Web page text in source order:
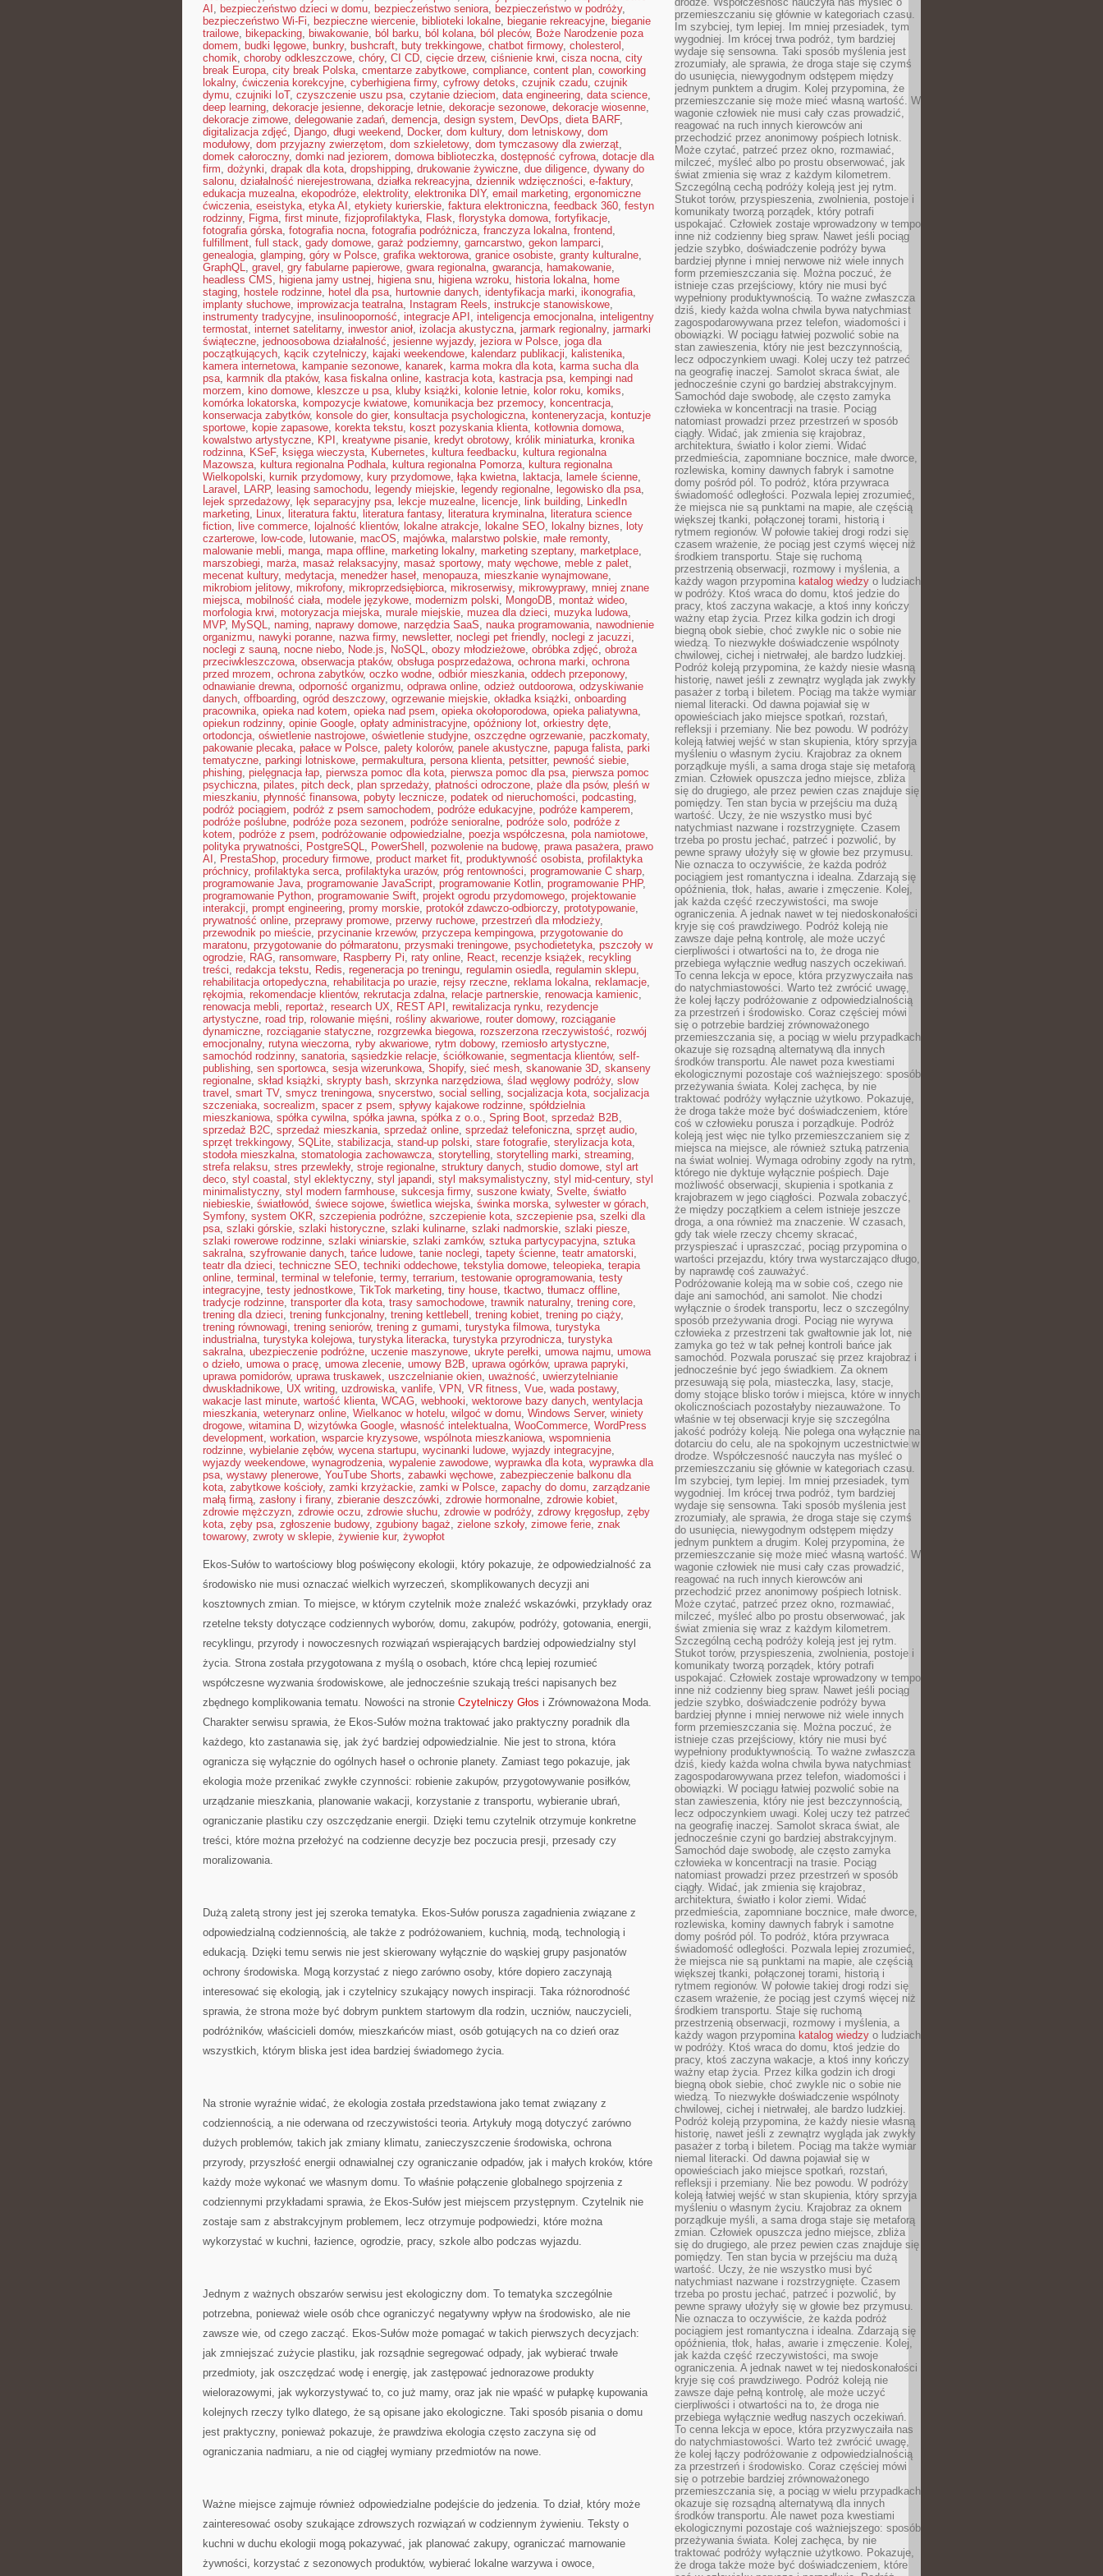
AI , bezpieczeństwo dzieci w domu, bezpieczeństwo seniora, bezpieczeństwo w podróży,
bezpieczeństwo Wi-Fi, bezpieczne wiercenie, biblioteki lokalne, bieganie rekreacyjne, bieganie
trailowe, bikepacking, biwakowanie, ból barku, ból kolana, ból pleców, Boże Narodzenie poza
domem, budki lęgowe, bunkry, bushcraft, buty trekkingowe, chatbot firmowy, cholesterol ,
chomik, choroby odkleszczowe, chóry, CI CD, cięcie drzew, ciśnienie krwi, cisza nocna, city
break Europa, city break Polska, cmentarze zabytkowe, compliance, content plan, coworking
lokalny, ćwiczenia korekcyjne, cyberhigiena firmy, cyfrowy detoks, czujnik czadu, czujnik
dymu, czujniki IoT, czyszczenie uszu psa, czytanie dzieciom, data engineering, data science,
deep learning, dekoracje jesienne, dekoracje letnie, dekoracje sezonowe, dekoracje wiosenne,
dekoracje zimowe, delegowanie zadań, demencja, design system, DevOps, dieta BARF,
digitalizacja zdjęć, Django, długi weekend, Docker, dom kultury, dom letniskowy, dom
modułowy, dom przyjazny zwierzętom, dom szkieletowy, dom tymczasowy dla zwierząt,
domek całoroczny, domki nad jeziorem, domowa biblioteczka, dostępność cyfrowa, dotacje dla
firm, dożynki, drapak dla kota, dropshipping, drukowanie żywiczne, due diligence, dywany do
salonu, działalność nierejestrowana, działka rekreacyjna, dziennik wdzięczności, e-faktury,
edukacja muzealna, ekopodróże, elektrolity, elektronika DIY, email marketing, ergonomiczne
ćwiczenia, eseistyka, etyka AI , etykiety kurierskie, faktura elektroniczna, feedback 360, festyn
rodzinny, Figma, first minute, fizjoprofilaktyka, Flask, florystyka domowa, fortyfikacje,
fotografia górska, fotografia nocna, fotografia podróżnicza, franczyza lokalna, frontend,
fulfillment, full stack, gady domowe, garaż podziemny, garncarstwo, gekon lamparci,
genealogia, glamping, góry w Polsce, grafika wektorowa, granice osobiste, granty kulturalne,
GraphQL, gravel , gry fabularne papierowe, gwara regionalna, gwarancja, hamakowanie,
headless CMS, higiena jamy ustnej, higiena snu, higiena wzroku, historia lokalna, home
staging, hostele rodzinne, hotel dla psa, hurtownie danych, identyfikacja marki, ikonografia,
implanty słuchowe, improwizacja teatralna, Instagram Reels, instrukcje stanowiskowe,
instrumenty tradycyjne, insulinooporność, integracje API , inteligencja emocjonalna, inteligentny
termostat, internet satelitarny, inwestor anioł, izolacja akustyczna, jarmark regionalny, jarmarki
świąteczne, jednoosobowa działalność, jesienne wyjazdy, jeziora w Polsce, joga dla
początkujących, kącik czytelniczy, kajaki weekendowe, kalendarz publikacji, kalistenika,
kamera internetowa, kampanie sezonowe, kanarek, karma mokra dla kota, karma sucha dla
psa, karmnik dla ptaków, kasa fiskalna online, kastracja kota, kastracja psa, kempingi nad
morzem, kino domowe, kleszcze u psa, kluby książki, kolonie letnie, kolor roku, komiks,
komórka lokatorska, kompozycje kwiatowe, komunikacja bez przemocy, koncentracja,
konserwacja zabytków, konsole do gier, konsultacja psychologiczna, konteneryzacja, kontuzje
sportowe, kopie zapasowe, korekta tekstu, koszt pozyskania klienta, kotłownia domowa,
kowalstwo artystyczne, KPI , kreatywne pisanie, kredyt obrotowy, królik miniaturka, kronika
rodzinna, KSeF, księga wieczysta, Kubernetes, kultura feedbacku, kultura regionalna
Mazowsza, kultura regionalna Podhala, kultura regionalna Pomorza, kultura regionalna
Wielkopolski, kurnik przydomowy, kury przydomowe, łąka kwietna, laktacja, lamele ścienne,
Laravel , LARP, leasing samochodu, legendy miejskie, legendy regionalne, legowisko dla psa,
lejek sprzedażowy, lęk separacyjny psa, lekcje muzealne, licencje, link building, LinkedIn
marketing, Linux, literatura faktu, literatura fantasy, literatura kryminalna, literatura science
fiction, live commerce, lojalność klientów, lokalne atrakcje, lokalne SEO, lokalny biznes, loty
czarterowe, low-code, lutowanie, macOS, majówka, malarstwo polskie, małe remonty,
malowanie mebli, manga, mapa offline, marketing lokalny, marketing szeptany, marketplace,
marszobiegi, marża, masaż relaksacyjny, masaż sportowy, maty węchowe, meble z palet,
mecenat kultury, medytacja, menedżer haseł, menopauza, mieszkanie wynajmowane,
mikrobiom jelitowy, mikrofony, mikroprzedsiębiorca, mikroserwisy, mikrowyprawy, mniej znane
miejsca, mobilność ciała, modele językowe, modernizm polski, MongoDB, montaż wideo,
morfologia krwi, motoryzacja miejska, murale miejskie, muzea dla dzieci, muzyka ludowa,
MVP, MySQL, naming, naprawy domowe, narzędzia SaaS, nauka programowania, nawodnienie
organizmu, nawyki poranne, nazwa firmy, newsletter, noclegi pet friendly, noclegi z jacuzzi,
noclegi z sauną, nocne niebo, Node.js, NoSQL, obozy młodzieżowe, obróbka zdjęć, obroża
przeciwkleszczowa, obserwacja ptaków, obsługa posprzedażowa, ochrona marki, ochrona
przed mrozem, ochrona zabytków, oczko wodne, odbiór mieszkania, oddech przeponowy,
odnawianie drewna, odporność organizmu, odprawa online, odzież outdoorowa, odzyskiwanie
danych, offboarding, ogród deszczowy, ogrzewanie miejskie, okładka książki, onboarding
pracownika, opieka nad kotem, opieka nad psem, opieka okołoporodowa, opieka paliatywna,
opiekun rodzinny, opinie Google, opłaty administracyjne, opóźniony lot, orkiestry dęte,
ortodoncja, oświetlenie nastrojowe, oświetlenie studyjne, oszczędne ogrzewanie, paczkomaty,
pakowanie plecaka, pałace w Polsce, palety kolorów, panele akustyczne, papuga falista, parki
tematyczne, parkingi lotniskowe, permakultura, persona klienta, petsitter, pewność siebie,
phishing, pielęgnacja łap, pierwsza pomoc dla kota, pierwsza pomoc dla psa, pierwsza pomoc
psychiczna, pilates, pitch deck, plan sprzedaży, płatności odroczone, plaże dla psów, pleśń w
mieszkaniu, płynność finansowa, pobyty lecznicze, podatek od nieruchomości, podcasting,
podróż pociągiem, podróż z psem samochodem, podróże edukacyjne, podróże kamperem,
podróże poślubne, podróże poza sezonem, podróże senioralne, podróże solo, podróże z
kotem, podróże z psem, podróżowanie odpowiedzialne, poezja współczesna, pola namiotowe,
polityka prywatności, PostgreSQL, PowerShell , pozwolenie na budowę, prawa pasażera, prawo
AI , PrestaShop, procedury firmowe, product market fit, produktywność osobista, profilaktyka
próchnicy, profilaktyka serca, profilaktyka urazów, próg rentowności, programowanie C sharp,
programowanie Java, programowanie JavaScript, programowanie Kotlin, programowanie PHP,
programowanie Python, programowanie Swift, projekt ogrodu przydomowego, projektowanie
interakcji, prompt engineering, promy morskie, protokół zdawczo-odbiorczy, prototypowanie,
prywatność online, przeprawy promowe, przerwy ruchowe, przestrzeń dla młodzieży,
przewodnik po mieście, przycinanie krzewów, przyczepa kempingowa, przygotowanie do
maratonu, przygotowanie do półmaratonu, przysmaki treningowe, psychodietetyka, pszczoły w
ogrodzie, RAG, ransomware, Raspberry Pi, raty online, React, recenzje książek, recykling
treści, redakcja tekstu, Redis, regeneracja po treningu, regulamin osiedla, regulamin sklepu,
rehabilitacja ortopedyczna, rehabilitacja po urazie, rejsy rzeczne, reklama lokalna, reklamacje,
rękojmia, rekomendacje klientów, rekrutacja zdalna, relacje partnerskie, renowacja kamienic,
renowacja mebli, reportaż, research UX, REST API , rewitalizacja rynku, rezydencje
artystyczne, road trip, rolowanie mięśni, rośliny akwariowe, router domowy, rozciąganie
dynamiczne, rozciąganie statyczne, rozgrzewka biegowa, rozszerzona rzeczywistość, rozwój
emocjonalny, rutyna wieczorna, ryby akwariowe, rytm dobowy, rzemiosło artystyczne,
samochód rodzinny, sanatoria, sąsiedzkie relacje, ściółkowanie, segmentacja klientów, self-
publishing, sen sportowca, sesja wizerunkowa, Shopify, sieć mesh, skanowanie 3D, skanseny
regionalne, skład książki, skrypty bash, skrzynka narzędziowa, ślad węglowy podróży, slow
travel , smart TV, smycz treningowa, snycerstwo, social selling, socjalizacja kota, socjalizacja
szczeniaka, socrealizm, spacer z psem, spływy kajakowe rodzinne, spółdzielnia
mieszkaniowa, spółka cywilna, spółka jawna, spółka z o.o., Spring Boot, sprzedaż B2B,
sprzedaż B2C, sprzedaż mieszkania, sprzedaż online, sprzedaż telefoniczna, sprzęt audio,
sprzęt trekkingowy, SQLite, stabilizacja, stand-up polski, stare fotografie, sterylizacja kota,
stodoła mieszkalna, stomatologia zachowawcza, storytelling, storytelling marki, streaming,
strefa relaksu, stres przewlekły, stroje regionalne, struktury danych, studio domowe, styl art
deco, styl coastal , styl eklektyczny, styl japandi, styl maksymalistyczny, styl mid-century, styl
minimalistyczny, styl modern farmhouse, sukcesja firmy, suszone kwiaty, Svelte, światło
niebieskie, światłowód, świece sojowe, świetlica wiejska, świnka morska, sylwester w górach,
Symfony, system OKR, szczepienia podróżne, szczepienie kota, szczepienie psa, szelki dla
psa, szlaki górskie, szlaki historyczne, szlaki kulinarne, szlaki nadmorskie, szlaki piesze,
szlaki rowerowe rodzinne, szlaki winiarskie, szlaki zamków, sztuka partycypacyjna, sztuka
sakralna, szyfrowanie danych, tańce ludowe, tanie noclegi, tapety ścienne, teatr amatorski,
teatr dla dzieci, techniczne SEO, techniki oddechowe, tekstylia domowe, teleopieka, terapia
online, terminal , terminal w telefonie, termy, terrarium, testowanie oprogramowania, testy
integracyjne, testy jednostkowe, TikTok marketing, tiny house, tkactwo, tłumacz offline,
tradycje rodzinne, transporter dla kota, trasy samochodowe, trawnik naturalny, trening core,
trening dla dzieci, trening funkcjonalny, trening kettlebell , trening kobiet, trening po ciąży,
trening równowagi, trening seniorów, trening z gumami, turystyka filmowa, turystyka
industrialna, turystyka kolejowa, turystyka literacka, turystyka przyrodnicza, turystyka
sakralna, ubezpieczenie podróżne, uczenie maszynowe, ukryte perełki, umowa najmu, umowa
o dzieło, umowa o pracę, umowa zlecenie, umowy B2B, uprawa ogórków, uprawa papryki,
uprawa pomidorów, uprawa truskawek, uszczelnianie okien, uważność, uwierzytelnianie
dwuskładnikowe, UX writing, uzdrowiska, vanlife, VPN, VR fitness, Vue, wada postawy,
wakacje last minute, wartość klienta, WCAG, webhooki, wektorowe bazy danych, wentylacja
mieszkania, weterynarz online, Wielkanoc w hotelu, wilgoć w domu, Windows Server, winiety
drogowe, witamina D, wizytówka Google, własność intelektualna, WooCommerce, WordPress
development, workation, wsparcie kryzysowe, wspólnota mieszkaniowa, wspomnienia
rodzinne, wybielanie zębów, wycena startupu, wycinanki ludowe, wyjazdy integracyjne,
wyjazdy weekendowe, wynagrodzenia, wypalenie zawodowe, wyprawka dla kota, wyprawka dla
psa, wystawy plenerowe, YouTube Shorts, zabawki węchowe, zabezpieczenie balkonu dla
kota, zabytkowe kościoły, zamki krzyżackie, zamki w Polsce, zapachy do domu, zarządzanie
małą firmą, zasłony i firany, zbieranie deszczówki, zdrowie hormonalne, zdrowie kobiet,
zdrowie mężczyzn, zdrowie oczu, zdrowie słuchu, zdrowie w podróży, zdrowy kręgosłup, zęby
kota, zęby psa, zgłoszenie budowy, zgubiony bagaż, zielone szkoły, zimowe ferie, znak
towarowy, zwroty w sklepie, żywienie kur, żywopłot
Ekos-Sułów to wartościowy blog poświęcony ekologii, który pokazuje, że odpowiedzialność za
środowisko nie musi oznaczać wielkich wyrzeczeń, skomplikowanych decyzji ani
kosztownych zmian. To miejsce, w którym czytelnik może znaleźć wskazówki, przykłady oraz
rzetelne teksty dotyczące codziennych wyborów, domu, zakupów, podróży, gotowania, energii,
recyklingu, przyrody i nowoczesnych rozwiązań wspierających bardziej odpowiedzialny styl
życia. Strona została przygotowana z myślą o osobach, które chcą lepiej rozumieć
współczesne wyzwania środowiskowe, ale jednocześnie szukają treści napisanych bez
zbędnego komplikowania tematu. Nowości na stronie Czytelniczy Głos i Zrównoważona Moda.
Charakter serwisu sprawia, że Ekos-Sułów można traktować jako praktyczny poradnik dla
każdego, kto zastanawia się, jak żyć bardziej odpowiedzialnie. Nie jest to strona, która
ogranicza się wyłącznie do ogólnych haseł o ochronie planety. Zamiast tego pokazuje, jak
ekologia może przenikać zwykłe czynności: robienie zakupów, przygotowywanie posiłków,
urządzanie mieszkania, planowanie wakacji, korzystanie z transportu, wybieranie ubrań,
ograniczanie plastiku czy oszczędzanie energii. Dzięki temu czytelnik otrzymuje konkretne
treści, które można przełożyć na codzienne decyzje bez poczucia presji, przesady czy
moralizowania.
Dużą zaletą strony jest jej szeroka tematyka. Ekos-Sułów porusza zagadnienia związane z
odpowiedzialną codziennością, ale także z podróżowaniem, kuchnią, modą, technologią i
edukacją. Dzięki temu serwis nie jest skierowany wyłącznie do wąskiej grupy pasjonatów
ochrony środowiska. Mogą korzystać z niego zarówno osoby, które dopiero zaczynają
interesować się ekologią, jak i czytelnicy szukający nowych inspiracji. Taka różnorodność
sprawia, że strona może być dobrym punktem startowym dla rodzin, uczniów, nauczycieli,
podróżników, właścicieli domów, mieszkańców miast, osób gotujących na co dzień oraz
wszystkich, którym bliska jest idea bardziej świadomego życia.
Na stronie wyraźnie widać, że ekologia została przedstawiona jako temat związany z
codziennością, a nie oderwana od rzeczywistości teoria. Artykuły mogą dotyczyć zarówno
dużych problemów, takich jak zmiany klimatu, zanieczyszczenie środowiska, ochrona
przyrody, przyszłość energii odnawialnej czy ograniczanie odpadów, jak i małych kroków, które
każdy może wykonać we własnym domu. To właśnie połączenie globalnego spojrzenia z
codziennymi przykładami sprawia, że Ekos-Sułów jest miejscem przystępnym. Czytelnik nie
zostaje sam z abstrakcyjnym problemem, lecz otrzymuje podpowiedzi, które można
wykorzystać w kuchni, łazience, ogrodzie, pracy, szkole albo podczas wyjazdu.
Jednym z ważnych obszarów serwisu jest ekologiczny dom. To tematyka szczególnie
potrzebna, ponieważ wiele osób chce ograniczyć negatywny wpływ na środowisko, ale nie
zawsze wie, od czego zacząć. Ekos-Sułów może pomagać w takich pierwszych decyzjach:
jak zmniejszać zużycie plastiku, jak rozsądnie segregować odpady, jak wybierać trwałe
przedmioty, jak oszczędzać wodę i energię, jak zastępować jednorazowe produkty
wielorazowymi, jak wykorzystywać to, co już mamy, oraz jak nie wpaść w pułapkę kupowania
kolejnych rzeczy tylko dlatego, że są opisane jako ekologiczne. Taki sposób pisania o domu
jest praktyczny, ponieważ pokazuje, że prawdziwa ekologia często zaczyna się od
ograniczania nadmiaru, a nie od ciągłej wymiany przedmiotów na nowe.
Ważne miejsce zajmuje również odpowiedzialne podejście do jedzenia. To dział, który może
zainteresować osoby szukające zdrowszych rozwiązań w codziennym żywieniu. Teksty o
kuchni w duchu ekologii mogą pokazywać, jak planować zakupy, ograniczać marnowanie
żywności, korzystać z sezonowych produktów, wybierać lokalne warzywa i owoce,
przemieszczaniu się głównie w kategoriach czasu.
Im szybciej, tym lepiej. Im mniej przesiadek, tym
wygodniej. Im krócej trwa podróż, tym bardziej
wydaje się sensowna. Taki sposób myślenia jest
zrozumiały, ale sprawia, że droga staje się czymś
do usunięcia, niewygodnym odstępem między
jednym punktem a drugim. Kolej przypomina, że
przemieszczanie się może mieć własną wartość. W
wagonie człowiek nie musi cały czas prowadzić,
reagować na ruch innych kierowców ani
przechodzić przez anonimowy pośpiech lotnisk.
Może czytać, patrzeć przez okno, rozmawiać,
milczeć, myśleć albo po prostu obserwować, jak
świat zmienia się wraz z każdym kilometrem.
Szczególną cechą podróży koleją jest jej rytm.
Stukot torów, przyspieszenia, zwolnienia, postoje i
komunikaty tworzą porządek, który potrafi
uspokajać. Człowiek zostaje wprowadzony w tempo
inne niż codzienny bieg spraw. Nawet jeśli pociąg
jedzie szybko, doświadczenie podróży bywa
bardziej płynne i mniej nerwowe niż wiele innych
form przemieszczania się. Można poczuć, że
istnieje czas przejściowy, który nie musi być
wypełniony produktywnością. To ważne zwłaszcza
dziś, kiedy każda wolna chwila bywa natychmiast
zagospodarowywana przez telefon, wiadomości i
obowiązki. W pociągu łatwiej pozwolić sobie na
stan zawieszenia, który nie jest bezczynnością,
lecz odpoczynkiem uwagi. Kolej uczy też patrzeć
na geografię inaczej. Samolot skraca świat, ale
jednocześnie czyni go bardziej abstrakcyjnym.
Samochód daje swobodę, ale często zamyka
człowieka w koncentracji na trasie. Pociąg
natomiast prowadzi przez przestrzeń w sposób
ciągły. Widać, jak zmienia się krajobraz,
architektura, światło i kolor ziemi. Widać
przedmieścia, zapomniane bocznice, małe dworce,
rozlewiska, kominy dawnych fabryk i samotne
domy pośród pól. To podróż, która przywraca
świadomość odległości. Pozwala lepiej zrozumieć,
że miejsca nie są punktami na mapie, ale częścią
większej tkanki, połączonej torami, historią i
rytmem regionów. W połowie takiej drogi rodzi się
czasem wrażenie, że pociąg jest czymś więcej niż
środkiem transportu. Staje się ruchomą
przestrzenią obserwacji, rozmowy i myślenia, a
każdy wagon przypomina katalog wiedzy o ludziach
w podróży. Ktoś wraca do domu, ktoś jedzie do
pracy, ktoś zaczyna wakacje, a ktoś inny kończy
ważny etap życia. Przez kilka godzin ich drogi
biegną obok siebie, choć zwykle nic o sobie nie
wiedzą. To niezwykłe doświadczenie wspólnoty
chwilowej, cichej i nietrwałej, ale bardzo ludzkiej.
Podróż koleją przypomina, że każdy niesie własną
historię, nawet jeśli z zewnątrz wygląda jak zwykły
pasażer z torbą i biletem. Pociąg ma także wymiar
niemal literacki. Od dawna pojawiał się w
opowieściach jako miejsce spotkań, rozstań,
refleksji i przemiany. Nie bez powodu. W podróży
koleją łatwiej wejść w stan skupienia, który sprzyja
myśleniu o własnym życiu. Krajobraz za oknem
porządkuje myśli, a sama droga staje się metaforą
zmian. Człowiek opuszcza jedno miejsce, zbliża
się do drugiego, ale przez pewien czas znajduje się
pomiędzy. Ten stan bycia w przejściu ma dużą
wartość. Uczy, że nie wszystko musi być
natychmiast nazwane i rozstrzygnięte. Czasem
trzeba po prostu jechać, patrzeć i pozwolić, by
pewne sprawy ułożyły się w głowie bez przymusu.
Nie oznacza to oczywiście, że każda podróż
pociągiem jest romantyczna i idealna. Zdarzają się
opóźnienia, tłok, hałas, awarie i zmęczenie. Kolej,
jak każda część rzeczywistości, ma swoje
ograniczenia. A jednak nawet w tej niedoskonałości
kryje się coś prawdziwego. Podróż koleją nie
zawsze daje pełną kontrolę, ale może uczyć
cierpliwości i otwartości na to, że droga nie
przebiega wyłącznie według naszych oczekiwań.
To cenna lekcja w epoce, która przyzwyczaiła nas
do natychmiastowości. Warto też zwrócić uwagę,
że kolej łączy podróżowanie z odpowiedzialnością
za przestrzeń i środowisko. Coraz częściej mówi
się o potrzebie bardziej zrównoważonego
przemieszczania się, a pociąg w wielu przypadkach
okazuje się rozsądną alternatywą dla innych
środków transportu. Ale nawet poza kwestiami
ekologicznymi pozostaje coś ważniejszego: sposób
przeżywania świata. Kolej zachęca, by nie
traktować podróży wyłącznie użytkowo. Pokazuje,
że droga także może być doświadczeniem, które
coś w człowieku porusza i porządkuje. Podróż
koleją jest więc nie tylko przemieszczaniem się z
miejsca na miejsce, ale również sztuką patrzenia
na świat wolniej. Wymaga odrobiny zgody na rytm,
którego nie dyktuje wyłącznie pośpiech. Daje
możliwość obserwacji, skupienia i spotkania z
krajobrazem w jego ciągłości. Pozwala zobaczyć,
że między początkiem a celem istnieje jeszcze
droga, a ona również ma znaczenie. W czasach,
gdy tak wiele rzeczy chcemy skracać,
przyspieszać i upraszczać, pociąg przypomina o
wartości przejazdu, który trwa wystarczająco długo,
by naprawdę coś zauważyć.
Podróżowanie koleją ma w sobie coś, czego nie
daje ani samochód, ani samolot. Nie chodzi
wyłącznie o środek transportu, lecz o szczególny
sposób przeżywania drogi. Pociąg nie wyrywa
człowieka z przestrzeni tak gwałtownie jak lot, nie
zamyka go też w tak pełnej kontroli bańce jak
samochód. Pozwala poruszać się przez krajobraz i
jednocześnie być jego świadkiem. Za oknem
przesuwają się pola, miasteczka, lasy, stacje,
domy stojące blisko torów i miejsca, które w innych
okolicznościach pozostałyby niezauważone. To
właśnie w tej obserwacji kryje się szczególna
jakość podróży koleją. Nie polega ona wyłącznie na
dotarciu do celu, ale na spokojnym uczestnictwie w
drodze. Współczesność nauczyła nas myśleć o
przemieszczaniu się głównie w kategoriach czasu.
Im szybciej, tym lepiej. Im mniej przesiadek, tym
wygodniej. Im krócej trwa podróż, tym bardziej
wydaje się sensowna. Taki sposób myślenia jest
zrozumiały, ale sprawia, że droga staje się czymś
do usunięcia, niewygodnym odstępem między
jednym punktem a drugim. Kolej przypomina, że
przemieszczanie się może mieć własną wartość. W
wagonie człowiek nie musi cały czas prowadzić,
reagować na ruch innych kierowców ani
przechodzić przez anonimowy pośpiech lotnisk.
Może czytać, patrzeć przez okno, rozmawiać,
milczeć, myśleć albo po prostu obserwować, jak
świat zmienia się wraz z każdym kilometrem.
Szczególną cechą podróży koleją jest jej rytm.
Stukot torów, przyspieszenia, zwolnienia, postoje i
komunikaty tworzą porządek, który potrafi
uspokajać. Człowiek zostaje wprowadzony w tempo
inne niż codzienny bieg spraw. Nawet jeśli pociąg
jedzie szybko, doświadczenie podróży bywa
bardziej płynne i mniej nerwowe niż wiele innych
form przemieszczania się. Można poczuć, że
istnieje czas przejściowy, który nie musi być
wypełniony produktywnością. To ważne zwłaszcza
dziś, kiedy każda wolna chwila bywa natychmiast
zagospodarowywana przez telefon, wiadomości i
obowiązki. W pociągu łatwiej pozwolić sobie na
stan zawieszenia, który nie jest bezczynnością,
lecz odpoczynkiem uwagi. Kolej uczy też patrzeć
na geografię inaczej. Samolot skraca świat, ale
jednocześnie czyni go bardziej abstrakcyjnym.
Samochód daje swobodę, ale często zamyka
człowieka w koncentracji na trasie. Pociąg
natomiast prowadzi przez przestrzeń w sposób
ciągły. Widać, jak zmienia się krajobraz,
architektura, światło i kolor ziemi. Widać
przedmieścia, zapomniane bocznice, małe dworce,
rozlewiska, kominy dawnych fabryk i samotne
domy pośród pól. To podróż, która przywraca
świadomość odległości. Pozwala lepiej zrozumieć,
że miejsca nie są punktami na mapie, ale częścią
większej tkanki, połączonej torami, historią i
rytmem regionów. W połowie takiej drogi rodzi się
czasem wrażenie, że pociąg jest czymś więcej niż
środkiem transportu. Staje się ruchomą
przestrzenią obserwacji, rozmowy i myślenia, a
każdy wagon przypomina katalog wiedzy o ludziach
w podróży. Ktoś wraca do domu, ktoś jedzie do
pracy, ktoś zaczyna wakacje, a ktoś inny kończy
ważny etap życia. Przez kilka godzin ich drogi
biegną obok siebie, choć zwykle nic o sobie nie
wiedzą. To niezwykłe doświadczenie wspólnoty
chwilowej, cichej i nietrwałej, ale bardzo ludzkiej.
Podróż koleją przypomina, że każdy niesie własną
historię, nawet jeśli z zewnątrz wygląda jak zwykły
pasażer z torbą i biletem. Pociąg ma także wymiar
niemal literacki. Od dawna pojawiał się w
opowieściach jako miejsce spotkań, rozstań,
refleksji i przemiany. Nie bez powodu. W podróży
koleją łatwiej wejść w stan skupienia, który sprzyja
myśleniu o własnym życiu. Krajobraz za oknem
porządkuje myśli, a sama droga staje się metaforą
zmian. Człowiek opuszcza jedno miejsce, zbliża
się do drugiego, ale przez pewien czas znajduje się
pomiędzy. Ten stan bycia w przejściu ma dużą
wartość. Uczy, że nie wszystko musi być
natychmiast nazwane i rozstrzygnięte. Czasem
trzeba po prostu jechać, patrzeć i pozwolić, by
pewne sprawy ułożyły się w głowie bez przymusu.
Nie oznacza to oczywiście, że każda podróż
pociągiem jest romantyczna i idealna. Zdarzają się
opóźnienia, tłok, hałas, awarie i zmęczenie. Kolej,
jak każda część rzeczywistości, ma swoje
ograniczenia. A jednak nawet w tej niedoskonałości
kryje się coś prawdziwego. Podróż koleją nie
zawsze daje pełną kontrolę, ale może uczyć
cierpliwości i otwartości na to, że droga nie
przebiega wyłącznie według naszych oczekiwań.
To cenna lekcja w epoce, która przyzwyczaiła nas
do natychmiastowości. Warto też zwrócić uwagę,
że kolej łączy podróżowanie z odpowiedzialnością
za przestrzeń i środowisko. Coraz częściej mówi
się o potrzebie bardziej zrównoważonego
przemieszczania się, a pociąg w wielu przypadkach
okazuje się rozsądną alternatywą dla innych
środków transportu. Ale nawet poza kwestiami
ekologicznymi pozostaje coś ważniejszego: sposób
przeżywania świata. Kolej zachęca, by nie
traktować podróży wyłącznie użytkowo. Pokazuje,
że droga także może być doświadczeniem, które